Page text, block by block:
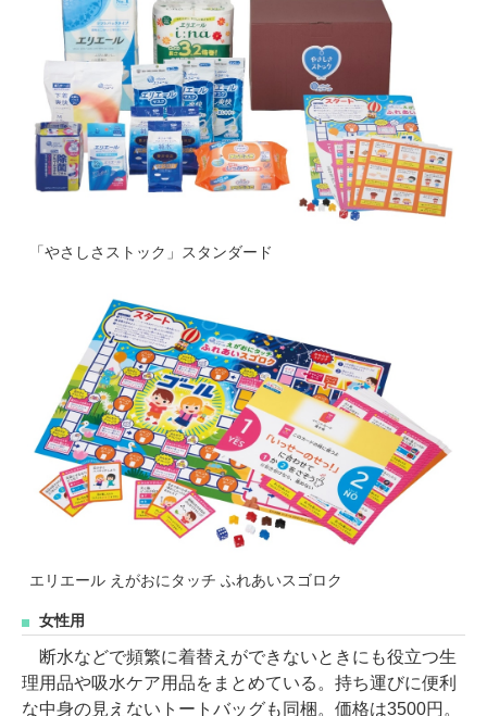
「やさしさストック」スタンダード
エリエール えがおにタッチ ふれあいスゴロク
女性用
断水などで頻繁に着替えができないときにも役立つ生
理用品や吸水ケア用品をまとめている。持ち運びに便利
な中身の見えないトートバッグも同梱。価格は3500円。